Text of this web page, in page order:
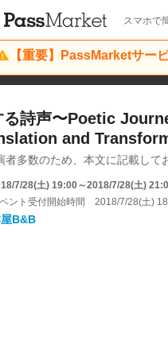
スマホで
【重要】PassMarketサー
る詩声〜Poetic
and
者多数のため、本文に記載して
7/28(土) 19:00～2018/7/28(土)
ント受付開始時間 2018/7/28(土)
B&B